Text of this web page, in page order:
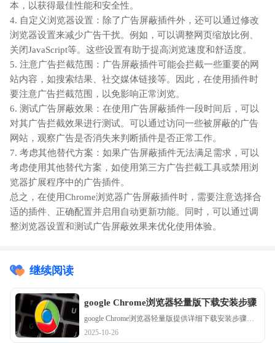
本，以获得最佳性能和安全性。
4. 自定义浏览器设置：除了广告屏蔽插件外，还可以通过修改
浏览器设置来减少广告干扰。例如，可以调整网页缩放比例、
关闭JavaScript等。这些设置有助于提高浏览速度和舒适度。
5. 注意广告拦截范围：广告屏蔽插件可能会拦截一些重要的网
站内容，如搜索结果、社交媒体链接等。因此，在使用插件时
要注意广告拦截范围，以免影响正常浏览。
6. 测试广告屏蔽效果：在使用广告屏蔽插件一段时间后，可以
对其广告拦截效果进行测试。可以通过访问一些被屏蔽的广告
网站，观察广告是否消失来判断插件是否正常工作。
7. 考虑其他替代方案：如果广告屏蔽插件无法满足需求，可以
考虑使用其他替代方案，如使用第三方广告拦截工具或禁用浏
览器扩展程序中的广告插件。
总之，在使用Chrome浏览器广告屏蔽插件时，需要注意选择合
适的插件、正确配置并启用自动更新功能。同时，可以通过调
整浏览器设置和测试广告屏蔽效果来优化使用体验。
继续阅读
google Chrome浏览器轻量版下载安装步骤
google Chrome浏览器轻量版提供详细下载安装步骤，
用户可以快速部署浏览器，体验轻量高效性能，同时
2025-10-26